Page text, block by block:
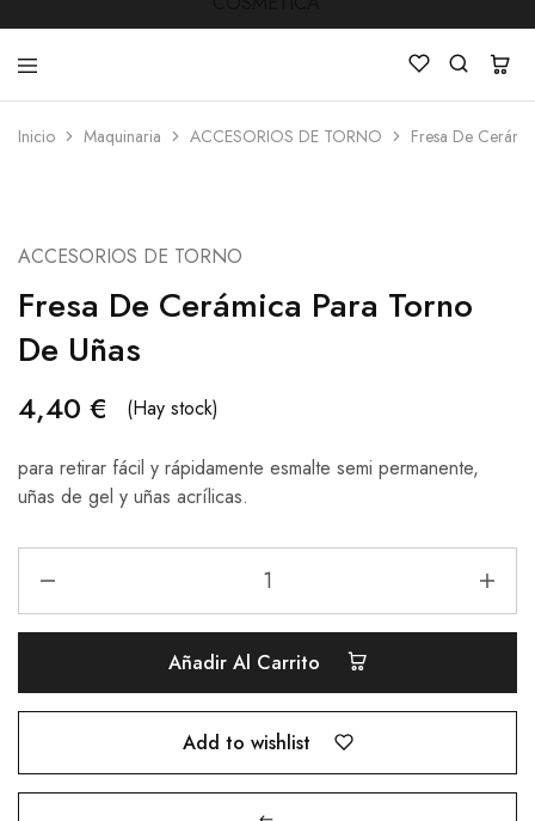
,Peluquería
Mobiliarios
,
y
Inicio Maquinaria ACCESORIOS DE TORNO Fresa De
ACCESORIOS DE TORNO
Fresa De Cerámica Para Torno
De Uñas
4,40 € (Hay stock)
para retirar fácil y rápidamente esmalte semi permanente,
uñas de gel y uñas acrílicas.
Añadir Al Carrito
Add to wishlist